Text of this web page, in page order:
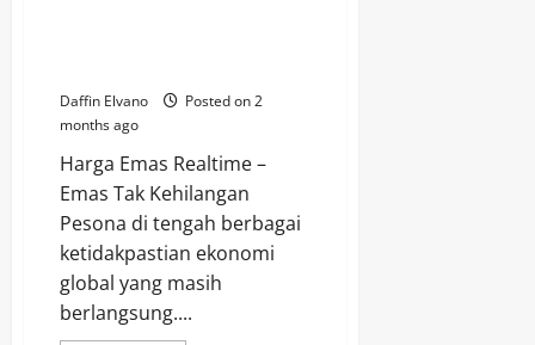
Daffin Elvano
Posted on 2
months ago
Harga Emas Realtime –
Emas Tak Kehilangan
Pesona di tengah berbagai
ketidakpastian ekonomi
global yang masih
berlangsung....